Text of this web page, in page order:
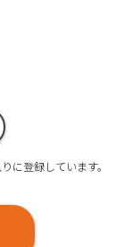
に登録しています。